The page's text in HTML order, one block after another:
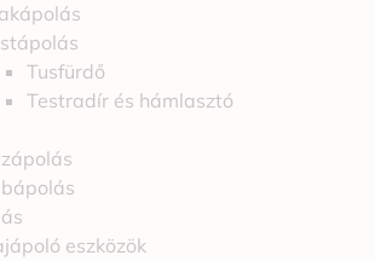
Tusfürdő
Testradír és hámlasztó
eszközök